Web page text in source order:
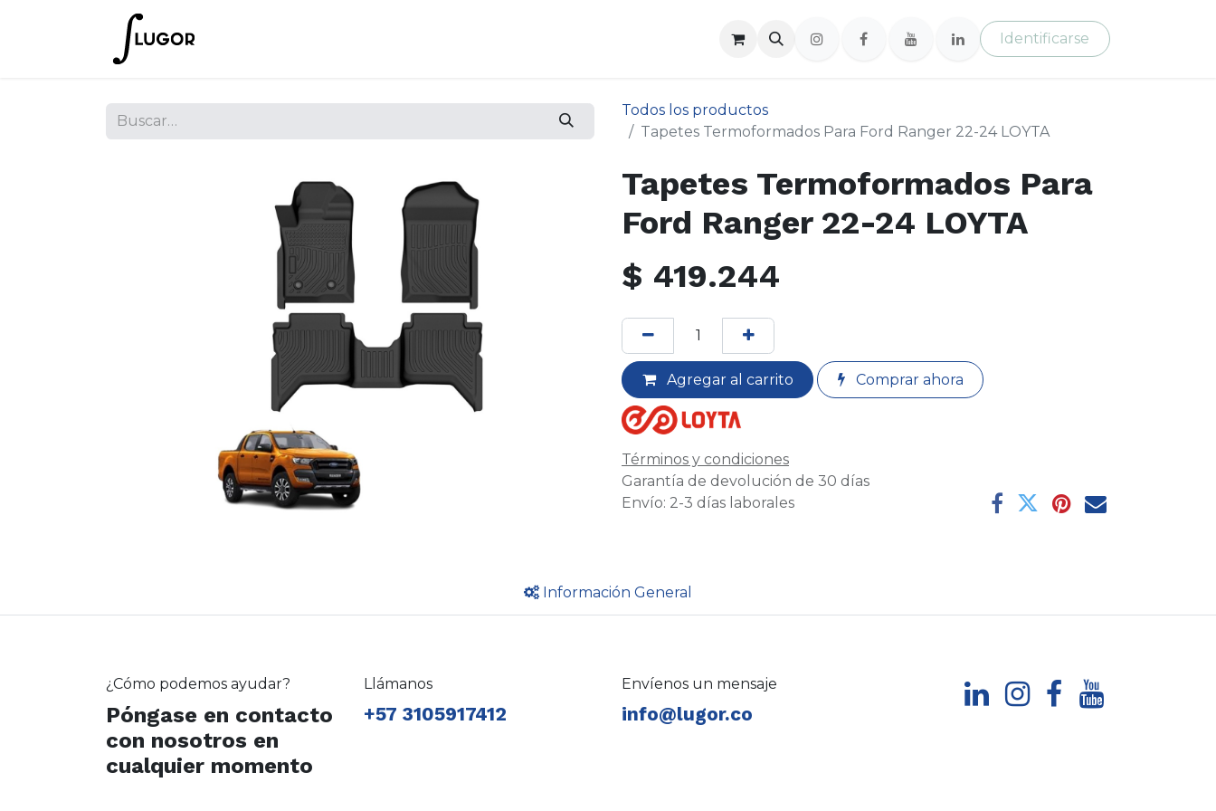
Identificarse
Todos los productos
Tapetes Termoformados Para Ford Ranger 22-24 LOYTA
Tapetes Termoformados Para
Ford Ranger 22-24 LOYTA
$ 419.244
Agregar al carrito Comprar ahora
Términos y condiciones
Garantía de devolución de 30 días
Envío: 2-3 días laborales
Información General
¿Cómo podemos ayudar?
Póngase en contacto
con nosotros en
cualquier momento
Llámanos
+57 3105917412
Envíenos un mensaje
info@lugor.co